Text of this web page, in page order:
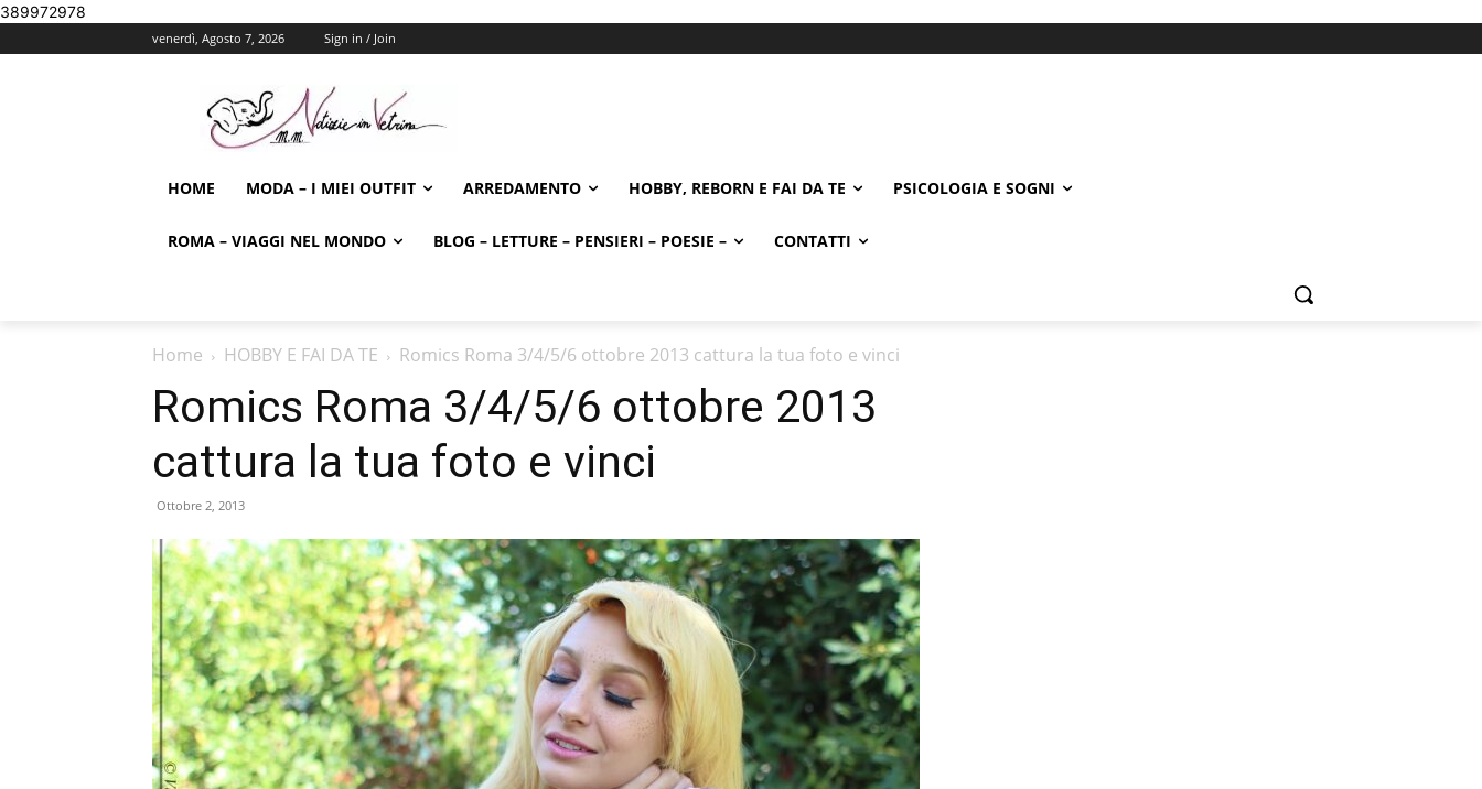
389972978
venerdì, Agosto 7, 2026 Sign in / Join
HOME MODA – I MIEI OUTFIT ARREDAMENTO HOBBY, REBORN E FAI DA TE PSICOLOGIA E SOGNI
ROMA – VIAGGI NEL MONDO BLOG – LETTURE – PENSIERI – POESIE – CONTATTI
Home HOBBY E FAI DA TE Romics Roma 3/4/5/6 ottobre 2013 cattura la tua foto e vinci
Romics Roma 3/4/5/6 ottobre 2013
cattura la tua foto e vinci
Ottobre 2, 2013